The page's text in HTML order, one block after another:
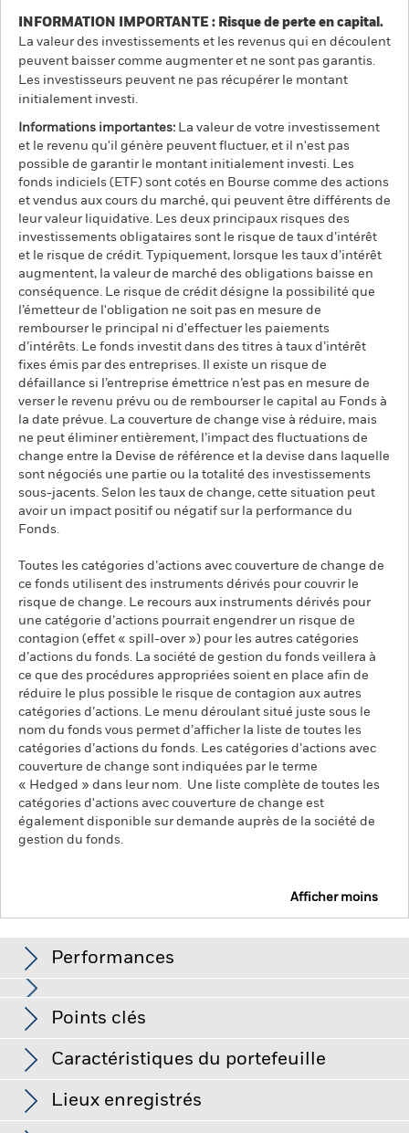
INFORMATION IMPORTANTE : Risque de perte en capital.
La valeur des investissements et les revenus qui en découlent
peuvent baisser comme augmenter et ne sont pas garantis.
Les investisseurs peuvent ne pas récupérer le montant
initialement investi.
Informations importantes: La valeur de votre investissement
et le revenu qu'il génère peuvent fluctuer, et il n'est pas
possible de garantir le montant initialement investi. Les
fonds indiciels (ETF) sont cotés en Bourse comme des actions
et vendus aux cours du marché, qui peuvent être différents de
leur valeur liquidative. Les deux principaux risques des
investissements obligataires sont le risque de taux d’intérêt
et le risque de crédit. Typiquement, lorsque les taux d’intérêt
augmentent, la valeur de marché des obligations baisse en
conséquence. Le risque de crédit désigne la possibilité que
l’émetteur de l'obligation ne soit pas en mesure de
rembourser le principal ni d'effectuer les paiements
d’intérêts. Le fonds investit dans des titres à taux d’intérêt
fixes émis par des entreprises. Il existe un risque de
défaillance si l’entreprise émettrice n’est pas en mesure de
verser le revenu prévu ou de rembourser le capital au Fonds à
la date prévue. La couverture de change vise à réduire, mais
ne peut éliminer entièrement, l’impact des fluctuations de
change entre la Devise de référence et la devise dans laquelle
sont négociés une partie ou la totalité des investissements
sous-jacents. Selon les taux de change, cette situation peut
avoir un impact positif ou négatif sur la performance du
Fonds.
Toutes les catégories d’actions avec couverture de change de
ce fonds utilisent des instruments dérivés pour couvrir le
risque de change. Le recours aux instruments dérivés pour
une catégorie d’actions pourrait engendrer un risque de
contagion (effet « spill-over ») pour les autres catégories
d’actions du fonds. La société de gestion du fonds veillera à
ce que des procédures appropriées soient en place afin de
réduire le plus possible le risque de contagion aux autres
catégories d’actions. Le menu déroulant situé juste sous le
nom du fonds vous permet d’afficher la liste de toutes les
catégories d’actions du fonds. Les catégories d’actions avec
couverture de change sont indiquées par le terme
« Hedged » dans leur nom. Une liste complète de toutes les
catégories d'actions avec couverture de change est
également disponible sur demande auprès de la société de
gestion du fonds.
Afficher moins
Performances
Voir le graphique complet
L’indice de référence exclut uniquement les entreprises qui
pratiquent certaines activités incompatibles avec les critères
ESG si ces activités dépassent les seuils fixés par le
fournisseur de l’indice. Ladite sélection sur la base de critères
ESG peut entraîner une réduction de l’univers
d’investissement potentiel, ce qui pourrait avoir un effet
défavorable sur la valeur des investissements du Fonds
comparativement à un fonds qui ne serait pas soumis à cette
Points clés
Actif net
Date de lancement de la Part 16/mars/2020
Caractéristiques du portefeuille
Nombre de positions
Lieux enregistrés